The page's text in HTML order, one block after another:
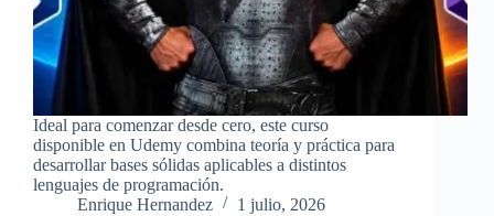
Ideal para comenzar desde cero, este curso
disponible en Udemy combina teoría y práctica para
desarrollar bases sólidas aplicables a distintos
lenguajes de programación.
Enrique Hernandez
1 julio, 2026